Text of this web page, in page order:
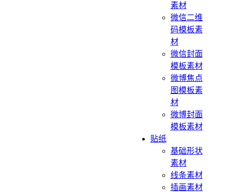
素材
微信二维
码模板素
材
微信封面
模板素材
微博焦点
图模板素
材
微博封面
模板素材
贴纸
基础形状
素材
线条素材
插画素材